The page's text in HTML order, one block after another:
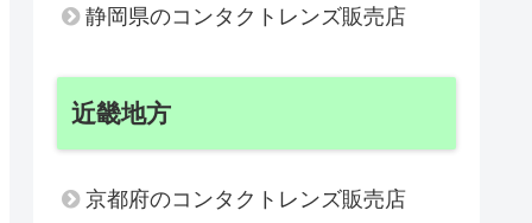
静岡県のコンタクトレンズ販売店
近畿地方
京都府のコンタクトレンズ販売店